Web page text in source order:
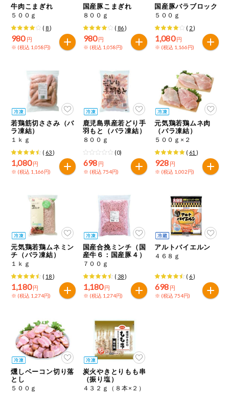
先着限定から探す
人気カテゴリ
家庭用品から探す
目的から探す
毎週自動お届け商品
毎週自動お届け商品を修正する
いつでも注文（毎週企画）
専門ショップサイト
コープしがのサービス
コープしがの情報サイト
ご利用ガイド
商品のリクエスト
ミールキット
など
麺類
レトルト・缶
詰・瓶詰
調味料・だ
し・油・ルー
おやつ
酒・ノンアル
切り花・仏花
ティッシュ・
トイレットペ
ーパー
衛生・生理用
品
キッチン用品
洗濯・バス・
トイレ用品
住居・生活用
品
アレルゲン情報
特定原材料と特定原材料に準ずるものが含まれていない商品
を検索できます。
小麦 卵
落花生 えび かに くるみ
特定原材料に準ずるもの
アーモンド あわび いか
キウイフルーツ 牛肉
さけ さば ゼラチン 大豆
鶏肉 バナナ
マカダミアナッツ もも やまいも
りんご
アレルゲン情報は、商品企画時の情報のため、ご使用前には
必ず商品パッケージの表示をご確認ください。
特定原材料に準ずるものは、お取引先から情報提供のあった
範囲でのお知らせです。
牛肉こまぎれ
５００ｇ
( 8)
980 円
※ (税込 1,058円)
国産豚こまぎれ
８００ｇ
( 86)
980 円
※ (税込 1,058円)
国産豚バラブロック
５００ｇ
( 2)
1,080 円
※ (税込 1,166円)
若鶏筋切ささみ（バ
ラ凍結）
１ｋｇ
( 63)
1,080 円
※ (税込 1,166円)
鹿児島県産若どり手
羽もと（バラ凍結）
８００ｇ
(0)
698 円
※ (税込 754円)
元気鶏若鶏ムネ肉
（バラ凍結）
５００ｇ×２
( 61 )
928 円
※ (税込 1,002円)
元気鶏若鶏ムネミン
チ（バラ凍結）
１ｋｇ
( 18)
1,180 円
※ (税込 1,274円)
国産合挽ミンチ（国
産牛６：国産豚４）
７００ｇ
( 38)
1,180 円
※ (税込 1,274円)
アルトバイエルン
４６８ｇ
( 6)
698 円
※ (税込 754円)
燻しベーコン切り落
とし
５００ｇ
炭火やきとりもも串
（振り塩）
４３２ｇ（８本×２）